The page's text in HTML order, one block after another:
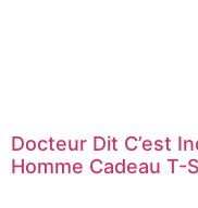
Docteur Dit C’est
Homme Cadeau T-